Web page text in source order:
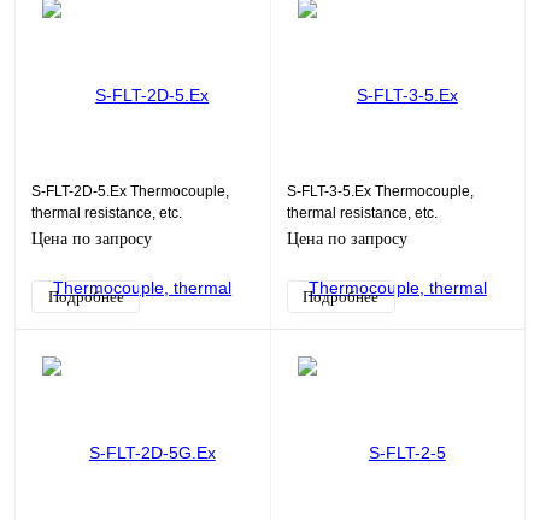
S-FLT-2D-5.Ex Thermocouple,
thermal resistance, etc.
Цена по запросу
Подробнее
S-FLT-3-5.Ex Thermocouple,
thermal resistance, etc.
Цена по запросу
Подробнее